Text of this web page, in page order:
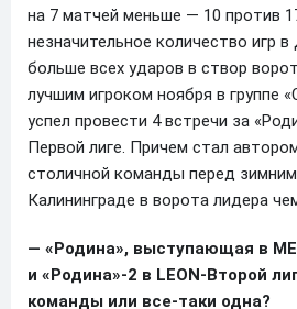
на 7 матчей меньше — 10 против
незначительное количество игр
больше всех ударов в створ
лучшим игроком ноября в группе
успел провести 4 встречи за
Первой лиге. Причем стал
столичной команды перед
Калининграде в ворота лидера
— «Родина», выступающая в
и «Родина»-2 в LEON-Второй
команды или все-таки одна?